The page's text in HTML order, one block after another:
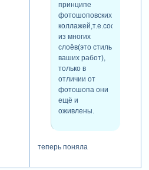
принципе
фотошоповских
коллажей,т.е.состоящие
из многих
слоёв(это стиль
ваших работ),
только в
отличии от
фотошопа они
ещё и
оживлены.
теперь поняла